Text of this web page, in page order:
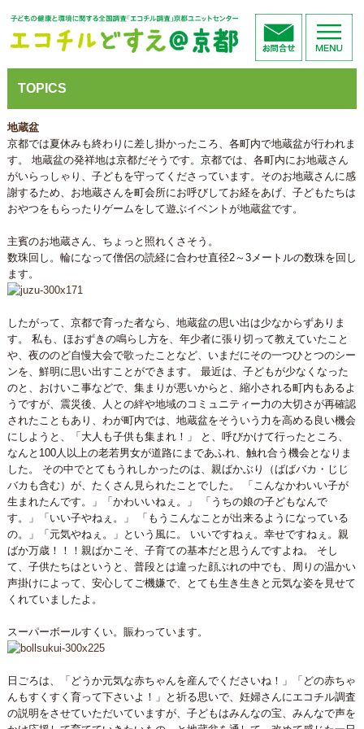
TOPICS
地蔵盆
京都では夏休みも終わりに差し掛かったころ、各町内で地蔵盆が行われま
す。 地蔵盆の発祥地は京都だそうです。京都では、各町内にお地蔵さん
がいらっしゃり、子どもを守ってくださっています。そのお地蔵さんに感
謝するため、お地蔵さんを町会所にお呼びしてお経をあげ、子どもたちは
おやつをもらったりゲームをして遊ぶイベントが地蔵盆です。
主賓のお地蔵さん、ちょっと照れくさそう。
数珠回し。輪になって僧侶の読経に合わせ直径2～3メートルの数珠を回し
ます。
したがって、京都で育った者なら、地蔵盆の思い出は少なからずありま
す。 私も、ほおずきの鳴らし方を、年少者に張り切って教えていたこと
や、夜ののど自慢大会で歌ったことなど、いまだにその一つひとつのシー
ンを、鮮明に思い出すことができます。 最近は、子どもが少なくなった
のと、おけいこ事などで、集まりが悪いからと、縮小される町内もあるよ
うですが、震災後、人との絆や地域のコミュニティー力の大切さが再確認
されたこともあり、わが町内では、地蔵盆をそういう力を高める良い機会
にしようと、「大人も子供も集まれ！」 と、呼びかけて行ったところ、
なんと100人以上の老若男女が道路にまであふれ、触れ合う機会となりま
した。 その中でとてもうれしかったのは、親ばかぶり（ばばバカ・じじ
バカも含む）が、たくさん見られたことでした。 「こんなかわいい子が
生まれたんです。」「かわいいねぇ。」 「うちの娘の子どもなんで
す。」「いい子やねぇ。」 「もうこんなことが出来るようになっている
の。」「元気やねぇ。」という風に。 いいですねぇ。幸せですねぇ。親
ばか万歳！！！親ばかこそ、子育ての基本だと思うんですよね。 そし
て、子供たちはというと、普段とは違った顔ぶれの中でも、周りの温かい
声掛けによって、安心してご機嫌で、とても生き生きと元気な姿を見せて
くれていましたよ。
スーパーボールすくい。賑わっています。
日ごろは、「どうか元気な赤ちゃんを産んでくださいね！」「どの赤ちゃ
んもすくすく育って下さいよ！」と祈る思いで、妊婦さんにエコチル調査
の説明をさせていただいていますが、子どもはみんなの宝、みんなで声を